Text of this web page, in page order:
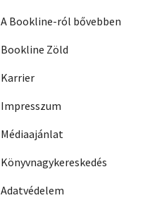
A Bookline-ról bővebben
Bookline Zöld
Karrier
Impresszum
Médiaajánlat
Könyvnagykereskedés
Adatvédelem